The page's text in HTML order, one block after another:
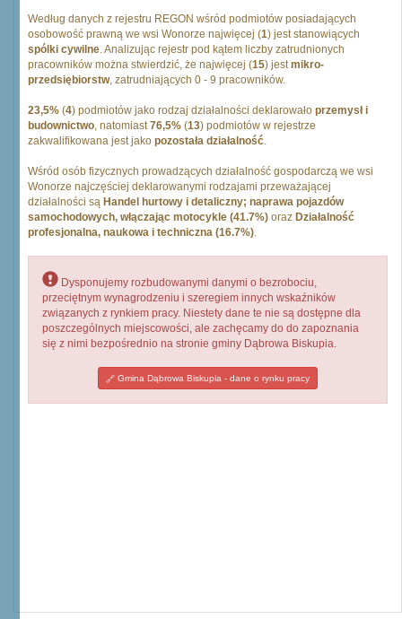
Według danych z rejestru REGON wśród podmiotów posiadających
osobowość prawną we wsi Wonorze najwięcej (1) jest stanowiących
spólki cywilne. Analizując rejestr pod kątem liczby zatrudnionych
pracowników można stwierdzić, że najwięcej (15) jestmikro-
przedsiębiorstw, zatrudniających 0 - 9 pracowników.
23,5% (4) podmiotów jako rodzaj działalności deklarowało przemysł i
budownictwo, natomiast76,5% (13) podmiotów w rejestrze
zakwalifikowana jest jako pozostała działalność.
Wśród osób fizycznych prowadzących działalność gospodarczą we wsi
Wonorze najczęściej deklarowanymi rodzajami przeważającej
działalności są Handel hurtowy i detaliczny; naprawa pojazdów
samochodowych, włączając motocykle (41.7%) oraz Działalność
profesjonalna, naukowa i techniczna (16.7%).
Dysponujemy rozbudowanymi danymi o bezrobociu,
przeciętnym wynagrodzeniu i szeregiem innych wskaźników
związanych z rynkiem pracy. Niestety dane te nie są dostępne dla
poszczególnych miejscowości, ale zachęcamy do do zapoznania
się z nimi bezpośrednio na stronie gminy Dąbrowa Biskupia.
Gmina Dąbrowa Biskupia - dane o rynku pracy